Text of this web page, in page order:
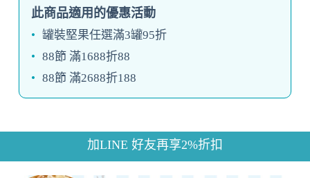
此商品適用的優惠活動
罐裝堅果任選滿3罐95折
88節 滿1688折88
88節 滿2688折188
加LINE 好友再享2%折扣